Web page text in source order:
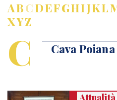
ABCDEFGHIJKL
XYZ
C Cava Poiana
Attualità